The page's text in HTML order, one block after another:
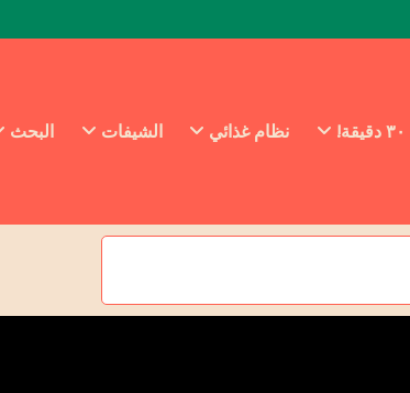
نظام غذائي الشيفات البحث